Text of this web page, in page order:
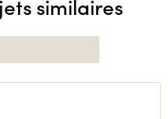
similaires